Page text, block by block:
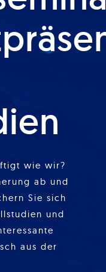
wie wir?
ab und
Sie sich
und
aus der